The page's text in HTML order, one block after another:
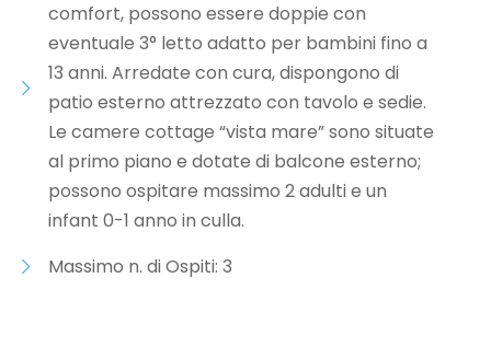
comfort, possono essere doppie con
eventuale 3° letto adatto per bambini fino a
13 anni. Arredate con cura, dispongono di
patio esterno attrezzato con tavolo e sedie.
Le camere cottage “vista mare” sono situate
al primo piano e dotate di balcone esterno;
possono ospitare massimo 2 adulti e un
infant 0-1 anno in culla.
Massimo n. di Ospiti: 3